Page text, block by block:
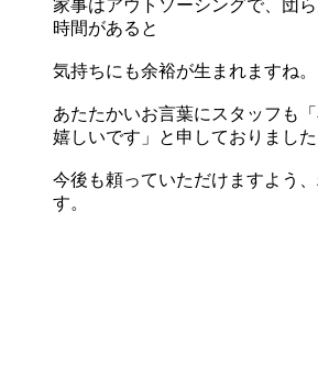
家事はアウトソーシングで、団
時間があると
気持ちにも余裕が生まれますね。
あたたかいお言葉にスタッフも
嬉しいです」と申しておりました
今後も頼っていただけますよう
す。